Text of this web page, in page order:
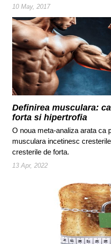
10 May, 2017
Definirea musculara:
forta si hipertrofia
O noua meta-analiza arata ca
musculara incetinesc
cresterile de forta.
13 Apr, 2022